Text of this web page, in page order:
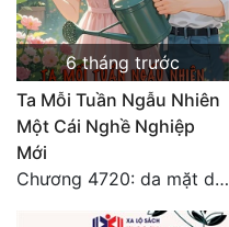
Tiểu Thuyết
Trinh Thám
Triều Đấu
Trùng Sinh
6 tháng trước
Ta Mỗi Tuần Ngẫu Nhiên
Một Cái Nghề Nghiệp
Mới
Chương 4720: da mặt dày